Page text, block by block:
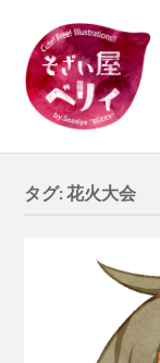
タグ:花火大会